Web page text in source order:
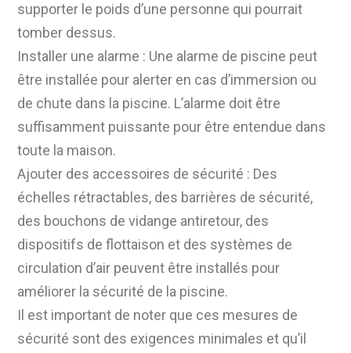
supporter le poids d’une personne qui pourrait
tomber dessus.
Installer une alarme : Une alarme de piscine peut
être installée pour alerter en cas d’immersion ou
de chute dans la piscine. L’alarme doit être
suffisamment puissante pour être entendue dans
toute la maison.
Ajouter des accessoires de sécurité : Des
échelles rétractables, des barrières de sécurité,
des bouchons de vidange antiretour, des
dispositifs de flottaison et des systèmes de
circulation d’air peuvent être installés pour
améliorer la sécurité de la piscine.
Il est important de noter que ces mesures de
sécurité sont des exigences minimales et qu’il